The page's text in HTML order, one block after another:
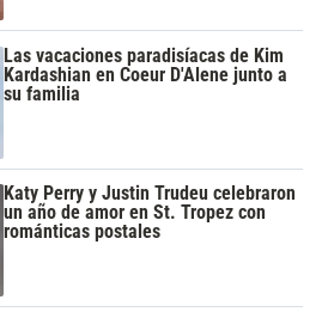
Las vacaciones paradisíacas de Kim
Kardashian en Coeur D'Alene junto a
su familia
Katy Perry y Justin Trudeu celebraron
un año de amor en St. Tropez con
románticas postales